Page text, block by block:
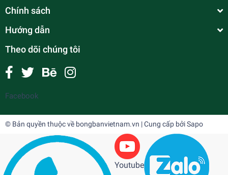
Chính sách
Hướng dẫn
Theo dõi chúng tôi
Facebook
© Bản quyền thuộc về bongbanvietnam.vn | Cung cấp bởiSapo
Youtube